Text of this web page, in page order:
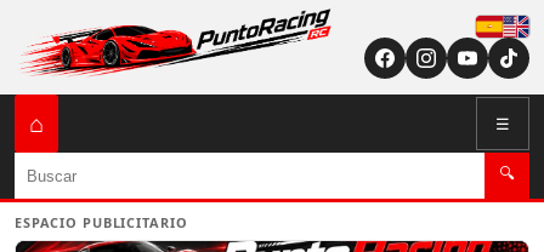
English (US /
⌂ ☰
Buscar 🔍
ESPACIO PUBLICITARIO